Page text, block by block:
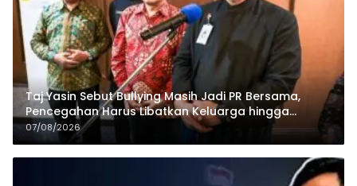
Taj Yasin Sebut Bullying Masih Jadi PR Bersama,
Pencegahan Harus Libatkan Keluarga hingga
Pesantren
07/08/2026